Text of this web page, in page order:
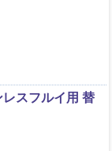
スフルイ用 替